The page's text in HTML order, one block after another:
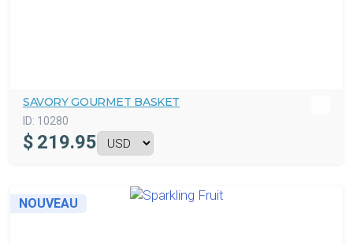
SAVORY GOURMET BASKET
ID: 10280
$ 219.95
NOUVEAU